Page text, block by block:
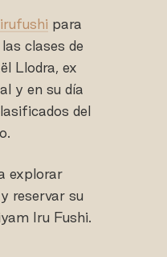
para
clases de
Llodra, ex
y en su día
del
explorar
y reservar su
Iru Fushi.